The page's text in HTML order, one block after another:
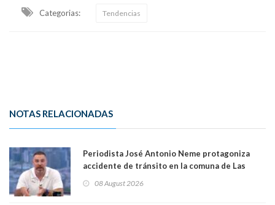
Categorias: Tendencias
NOTAS RELACIONADAS
Periodista José Antonio Neme protagoniza
accidente de tránsito en la comuna de Las
08 August 2026